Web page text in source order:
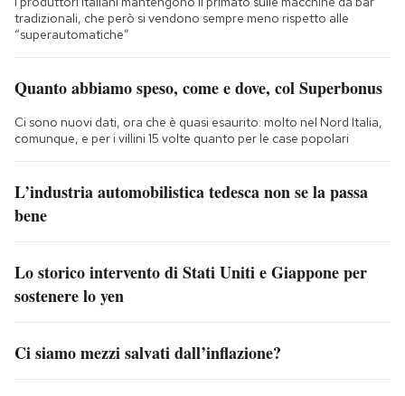
tradizionali, che però si vendono sempre meno rispetto alle
“superautomatiche”
Quanto abbiamo speso, come e dove, col Superbonus
Ci sono nuovi dati, ora che è quasi esaurito: molto nel Nord Italia,
comunque, e per i villini 15 volte quanto per le case popolari
L’industria automobilistica tedesca non se la passa
bene
Lo storico intervento di Stati Uniti e Giappone per
sostenere lo yen
Ci siamo mezzi salvati dall’inflazione?